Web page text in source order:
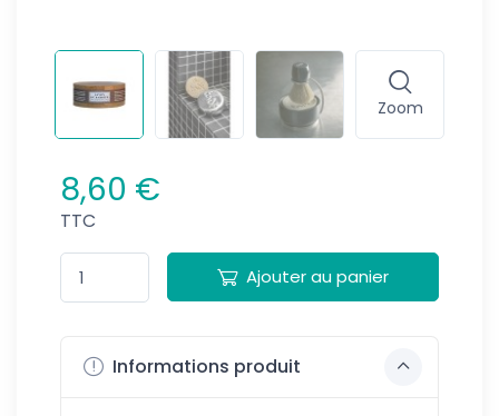
Zoom
8,60 €
TTC
Ajouter au panier
Informations produit